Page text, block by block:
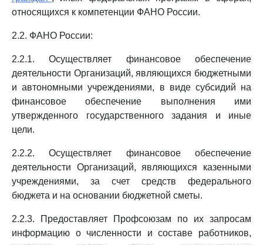
относящихся к компетенции ФАНО России.
2.2. ФАНО России:
2.2.1. Осуществляет финансовое обеспечение
деятельности Организаций, являющихся бюджетными
и автономными учреждениями, в виде субсидий на
финансовое обеспечение выполнения ими
утвержденного государственного задания и иные
цели.
2.2.2. Осуществляет финансовое обеспечение
деятельности Организаций, являющихся казенными
учреждениями, за счет средств федерального
бюджета и на основании бюджетной сметы.
2.2.3. Предоставляет Профсоюзам по их запросам
информацию о численности и составе работников,